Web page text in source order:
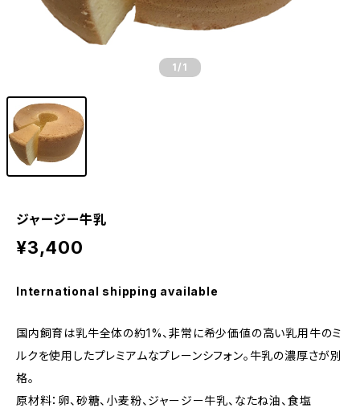
1 /1
ジャージー牛乳
¥3,400
International shipping available
国内飼育は乳牛全体の約1%、非常に希少価値の高い乳用牛のミ
ルクを使用したプレミアムなプレーンシフォン。牛乳の濃厚さが別
格。
原材料：卵、砂糖、小麦粉、ジャージー牛乳、なたね油、食塩